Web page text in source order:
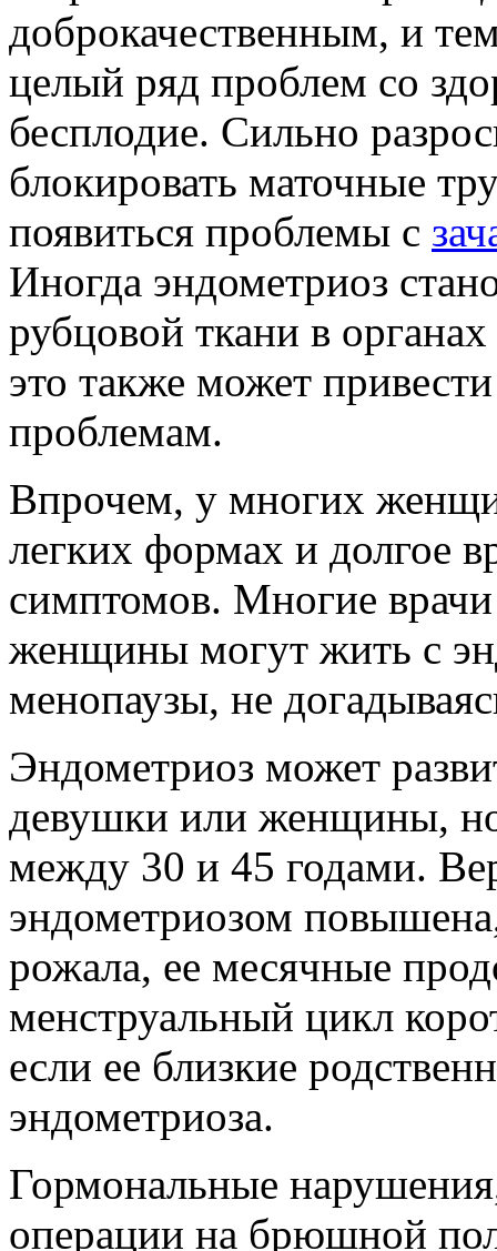
доброкачественным, и
целый ряд проблем со
бесплодие. Сильно
блокировать маточные
появиться проблемы с
Иногда эндометриоз
рубцовой ткани в
это также может
проблемам.
Впрочем, у многих
легких формах и долгое
симптомов. Многие
женщины могут жить с
менопаузы, не
Эндометриоз может
девушки или женщины,
между 30 и 45 годами.
эндометриозом
рожала, ее месячные
менструальный цикл
если ее близкие
эндометриоза.
Гормональные
операции на брюшной